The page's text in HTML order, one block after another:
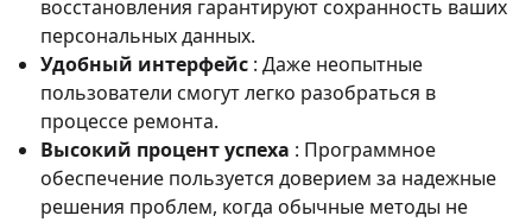
восстановления гарантируют сохранность ваших
персональных данных.
Удобный интерфейс : Даже неопытные
пользователи смогут легко разобраться в
процессе ремонта.
Высокий процент успеха : Программное
обеспечение пользуется доверием за надежные
решения проблем, когда обычные методы не